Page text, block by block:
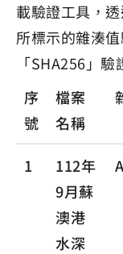
載驗證工具，
所標示的雜湊
「SHA256」
序
號
檔案
名稱
1
112年
9月蘇
澳港
水深